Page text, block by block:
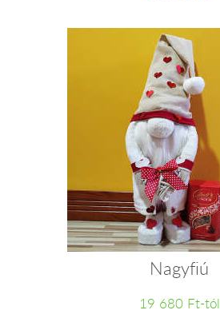
Nagyfiú
19 680 Ft-tól